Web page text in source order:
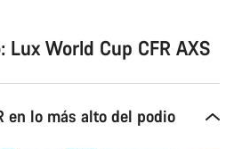
World Cup CFR AXS
en lo más alto del podio